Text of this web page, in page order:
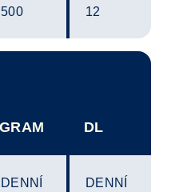
500 12
GRAM DL
DENNÍ
DENNÍ